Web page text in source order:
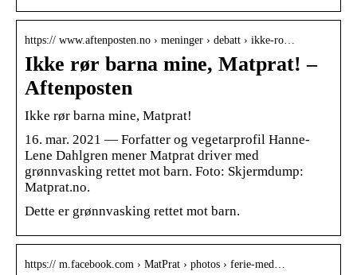
https:// www.aftenposten.no › meninger › debatt › ikke-ro…
Ikke rør barna mine, Matprat! –
Aftenposten
Ikke rør barna mine, Matprat!
16. mar. 2021 — Forfatter og vegetarprofil Hanne-
Lene Dahlgren mener Matprat driver med
grønnvasking rettet mot barn. Foto: Skjermdump:
Matprat.no.
Dette er grønnvasking rettet mot barn.
https:// m.facebook.com › MatPrat › photos › ferie-med…